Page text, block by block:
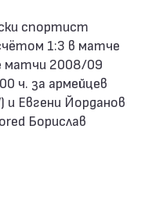
1:3 в матче
матчи 2008/09
ч. за армейцев
и Евгени Йорданов
Борислав